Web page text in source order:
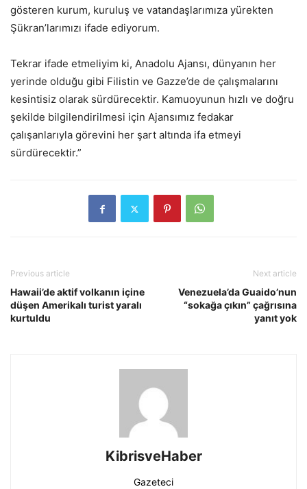
gösteren kurum, kuruluş ve vatandaşlarımıza yürekten
Şükran’larımızı ifade ediyorum.
Tekrar ifade etmeliyim ki, Anadolu Ajansı, dünyanın her
yerinde olduğu gibi Filistin ve Gazze’de de çalışmalarını
kesintisiz olarak sürdürecektir. Kamuoyunun hızlı ve doğru
şekilde bilgilendirilmesi için Ajansımız fedakar
çalışanlarıyla görevini her şart altında ifa etmeyi
sürdürecektir.”
Previous article
Hawaii’de aktif volkanın içine
düşen Amerikalı turist yaralı
kurtuldu
Next article
Venezuela’da Guaido’nun
“sokağa çıkın” çağrısına
yanıt yok
KibrisveHaber
Gazeteci